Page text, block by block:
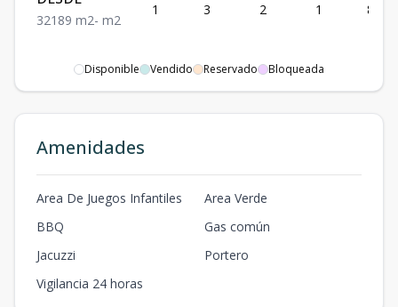
321 89 m2- m2
1 3 2 1 89
Disponible Vendido Reservado Bloqueada
Amenidades
Area De Juegos Infantiles
Area Verde
BBQ
Gas común
Jacuzzi
Portero
Vigilancia 24 horas